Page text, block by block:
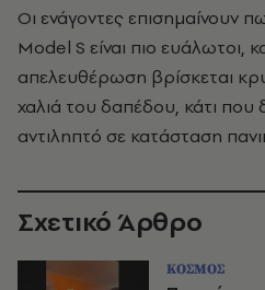
Οι ενάγοντες επισημαίνουν
Model S είναι πιο ευάλωτοι,
απελευθέρωση βρίσκεται
χαλιά του δαπέδου, κάτι που
αντιληπτό σε κατάσταση
Σχετικό Άρθρο
ΚΟΣΜΟΣ